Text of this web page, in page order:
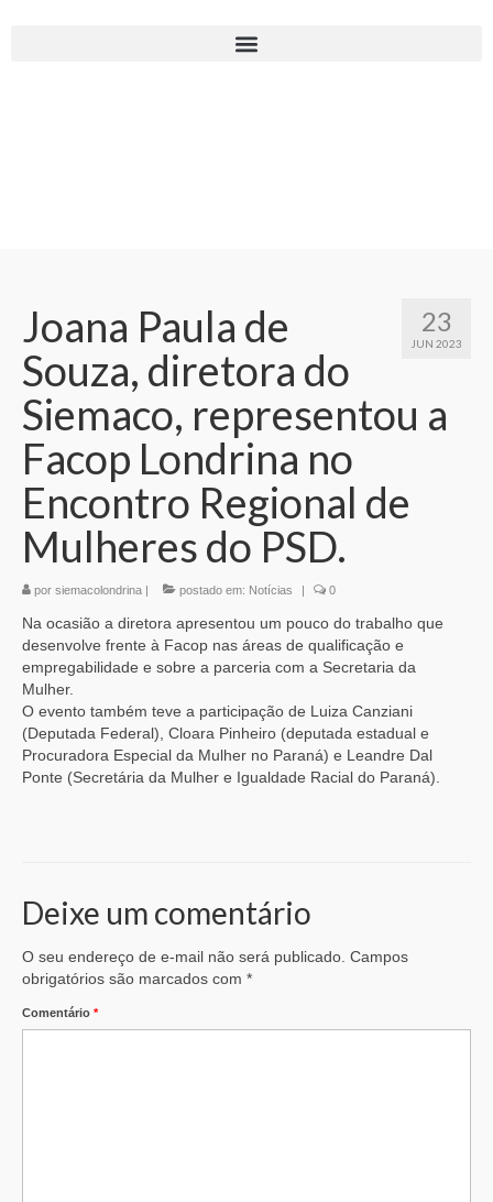
23
JUN 2023
Joana Paula de
Souza, diretora do
Siemaco, representou a
Facop Londrina no
Encontro Regional de
Mulheres do PSD.
por siemacolondrina | postado em: Notícias | 0
Na ocasião a diretora apresentou um pouco do trabalho que
desenvolve frente à Facop nas áreas de qualificação e
empregabilidade e sobre a parceria com a Secretaria da
Mulher.
O evento também teve a participação de Luiza Canziani
(Deputada Federal), Cloara Pinheiro (deputada estadual e
Procuradora Especial da Mulher no Paraná) e Leandre Dal
Ponte (Secretária da Mulher e Igualdade Racial do Paraná).
Deixe um comentário
O seu endereço de e-mail não será publicado. Campos
obrigatórios são marcados com *
Comentário *